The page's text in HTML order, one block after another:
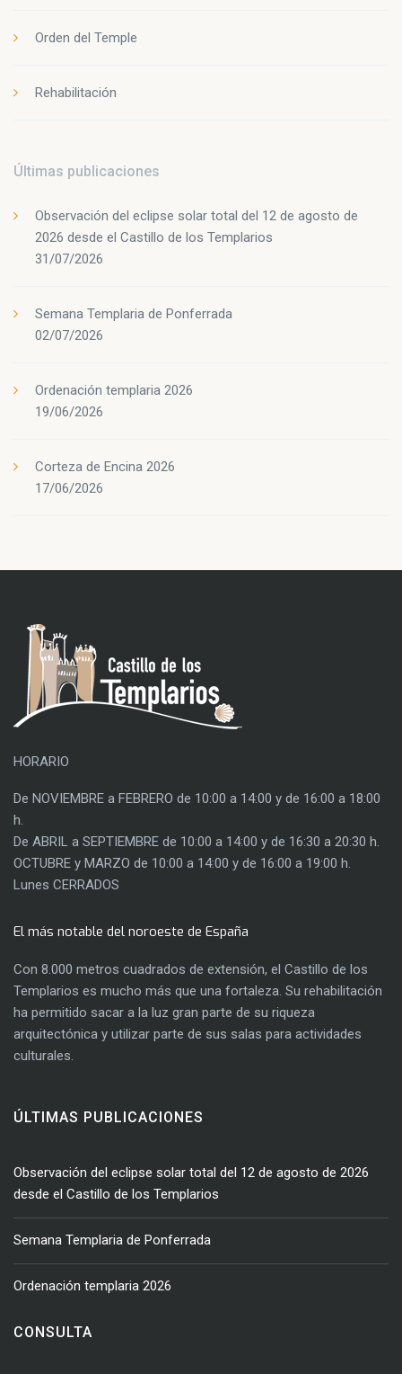
Orden del Temple
Rehabilitación
Últimas publicaciones
Observación del eclipse solar total del 12 de agosto de
2026 desde el Castillo de los Templarios
31/07/2026
Semana Templaria de Ponferrada
02/07/2026
Ordenación templaria 2026
19/06/2026
Corteza de Encina 2026
17/06/2026
HORARIO
De NOVIEMBRE a FEBRERO de 10:00 a 14:00 y de 16:00 a 18:00
h.
De ABRIL a SEPTIEMBRE de 10:00 a 14:00 y de 16:30 a 20:30 h.
OCTUBRE y MARZO de 10:00 a 14:00 y de 16:00 a 19:00 h.
Lunes CERRADOS
El más notable del noroeste de España
Con 8.000 metros cuadrados de extensión, el Castillo de los
Templarios es mucho más que una fortaleza. Su rehabilitación
ha permitido sacar a la luz gran parte de su riqueza
arquitectónica y utilizar parte de sus salas para actividades
culturales.
ÚLTIMAS PUBLICACIONES
Observación del eclipse solar total del 12 de agosto de 2026
desde el Castillo de los Templarios
Semana Templaria de Ponferrada
Ordenación templaria 2026
CONSULTA